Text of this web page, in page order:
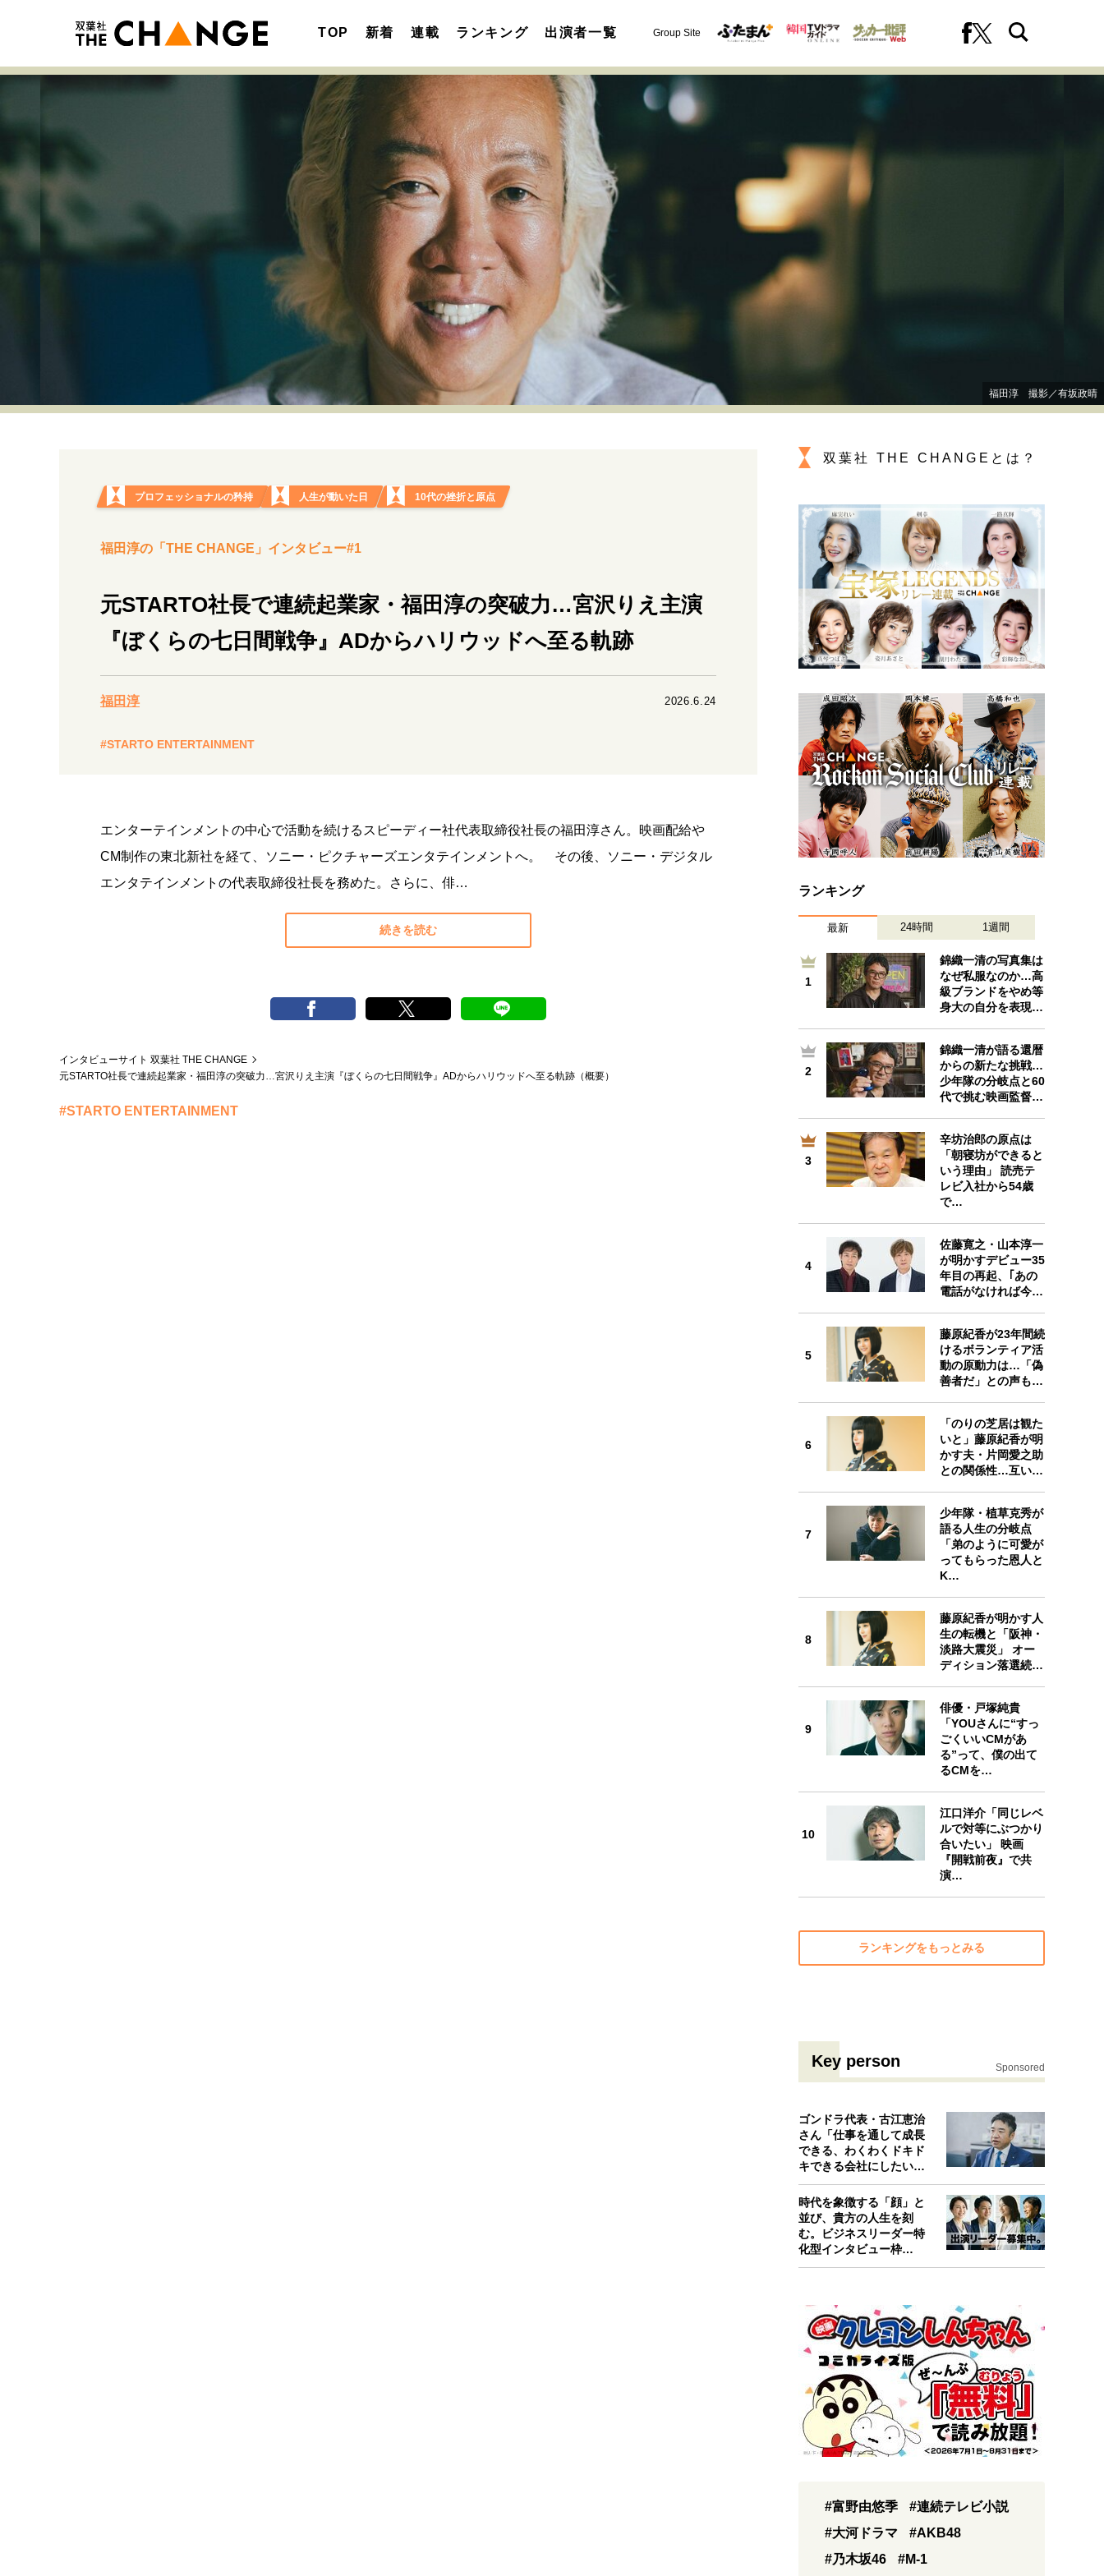
TOP 新着 連載 ランキング 出演者一覧 Group Site
注目の記事テーマで探す
サイトの核・哲学 運命を変えた出会い 決断の裏側 挫折からの再起 未知への挑戦
プロフェッショナルの矜持
表現者の葛藤
人生が動いた日 10代の挫折と原点
セカンドキャリアの描き方 独立という決断
ファーストキャリアを拓く
夢を掴む選択
リーダーの流儀 変革の原動力 次世代へのバトン
ライフスタイル・生き方 40代からの景色 50代のリアル
病が教えてくれたこと
一生モノの愛用品
福田淳 撮影／有坂政晴
プロフェッショナルの矜持 人生が動いた日 10代の挫折と原点
福田淳の「THE CHANGE」インタビュー#1
元STARTO社長で連続起業家・福田淳の突破力…宮沢りえ主演
『ぼくらの七日間戦争』ADからハリウッドへ至る軌跡
福田淳 2026.6.24
#STARTO ENTERTAINMENT
エンターテインメントの中心で活動を続けるスピーディー社代表取締役社長の福田淳さん。映画配給や
CM制作の東北新社を経て、ソニー・ピクチャーズエンタテインメントへ。 その後、ソニー・デジタル
エンタテインメントの代表取締役社長を務めた。さらに、俳…
続きを読む
インタビューサイト 双葉社 THE CHANGE
元STARTO社長で連続起業家・福田淳の突破力…宮沢りえ主演『ぼくらの七日間戦争』ADからハリウッドへ至る軌跡（概要）
#STARTO ENTERTAINMENT
双葉社 THE CHANGEとは？
ランキング
最新 24時間 1週間
1
錦織一清の写真集は
なぜ私服なのか…高
級ブランドをやめ等
身大の自分を表現…
2
錦織一清が語る還暦
からの新たな挑戦…
少年隊の分岐点と60
代で挑む映画監督…
3
辛坊治郎の原点は
「朝寝坊ができると
いう理由」 読売テ
レビ入社から54歳
で…
4
佐藤寛之・山本淳一
が明かすデビュー35
年目の再起、｢あの
電話がなければ今…
5
藤原紀香が23年間続
けるボランティア活
動の原動力は…「偽
善者だ」との声も…
6
「のりの芝居は観た
いと」藤原紀香が明
かす夫・片岡愛之助
との関係性…互い…
7
少年隊・植草克秀が
語る人生の分岐点
「弟のように可愛が
ってもらった恩人と
K…
8
藤原紀香が明かす人
生の転機と「阪神・
淡路大震災」 オー
ディション落選続…
9
俳優・戸塚純貴
「YOUさんに“すっ
ごくいいCMがあ
る”って、僕の出て
るCMを…
10
江口洋介「同じレベ
ルで対等にぶつかり
合いたい」 映画
『開戦前夜』で共
演…
ランキングをもっとみる
Key person Sponsored
ゴンドラ代表・古江恵治
さん「仕事を通して成長
できる、わくわくドキド
キできる会社にしたいと
考えたんで…
時代を象徴する「顔」と
並び、貴方の人生を刻
む。ビジネスリーダー特
化型インタビュー枠
『Key person』始…
#富野由悠季
#連続テレビ小説
#大河ドラマ
#AKB48
#乃木坂46
#M-1